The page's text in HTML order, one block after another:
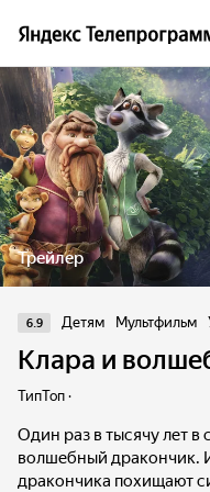
Трейлер
6.9 Детям Мультфильм
Клара и
ТипТоп ·
Один раз в тысячу лет в
волшебный дракончик.
дракончика похищают